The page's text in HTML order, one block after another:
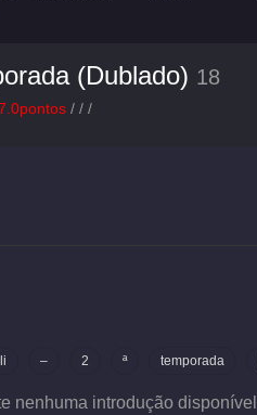
(Dublado) 18
/ / /
– 2 ª temporada
nenhuma introdução disponível